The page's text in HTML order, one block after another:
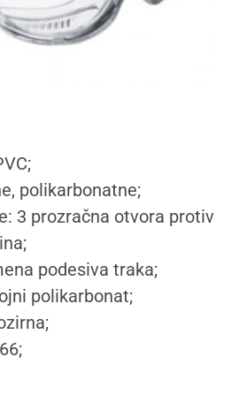
polikarbonatne;
3 prozračna otvora protiv
podesiva traka;
polikarbonat;